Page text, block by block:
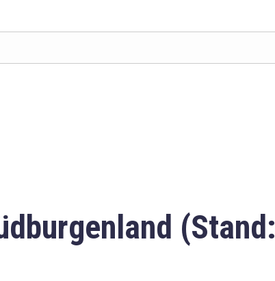
(Stand: